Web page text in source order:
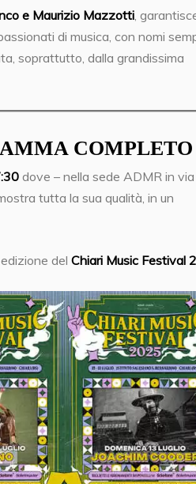
e Maurizio Mazzotti,
di musica, con nomi
soprattutto, dalla grandissima
COMPLETO
dove – nella sede ADMR in
tutta la sua qualità, in un
del Chiari Music Festival